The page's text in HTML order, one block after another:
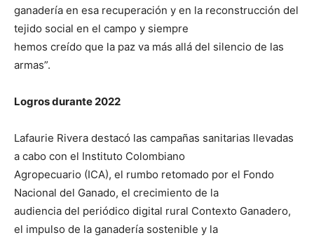
ganadería en esa recuperación y en la reconstrucción del
tejido social en el campo y siempre
hemos creído que la paz va más allá del silencio de las
armas”.
Logros durante 2022
Lafaurie Rivera destacó las campañas sanitarias llevadas
a cabo con el Instituto Colombiano
Agropecuario (ICA), el rumbo retomado por el Fondo
Nacional del Ganado, el crecimiento de la
audiencia del periódico digital rural Contexto Ganadero,
el impulso de la ganadería sostenible y la